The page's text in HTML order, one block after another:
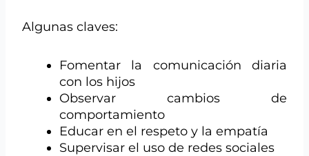
Algunas claves:
Fomentar la comunicación diaria
con los hijos
Observar cambios de
comportamiento
Educar en el respeto y la empatía
Supervisar el uso de redes sociales